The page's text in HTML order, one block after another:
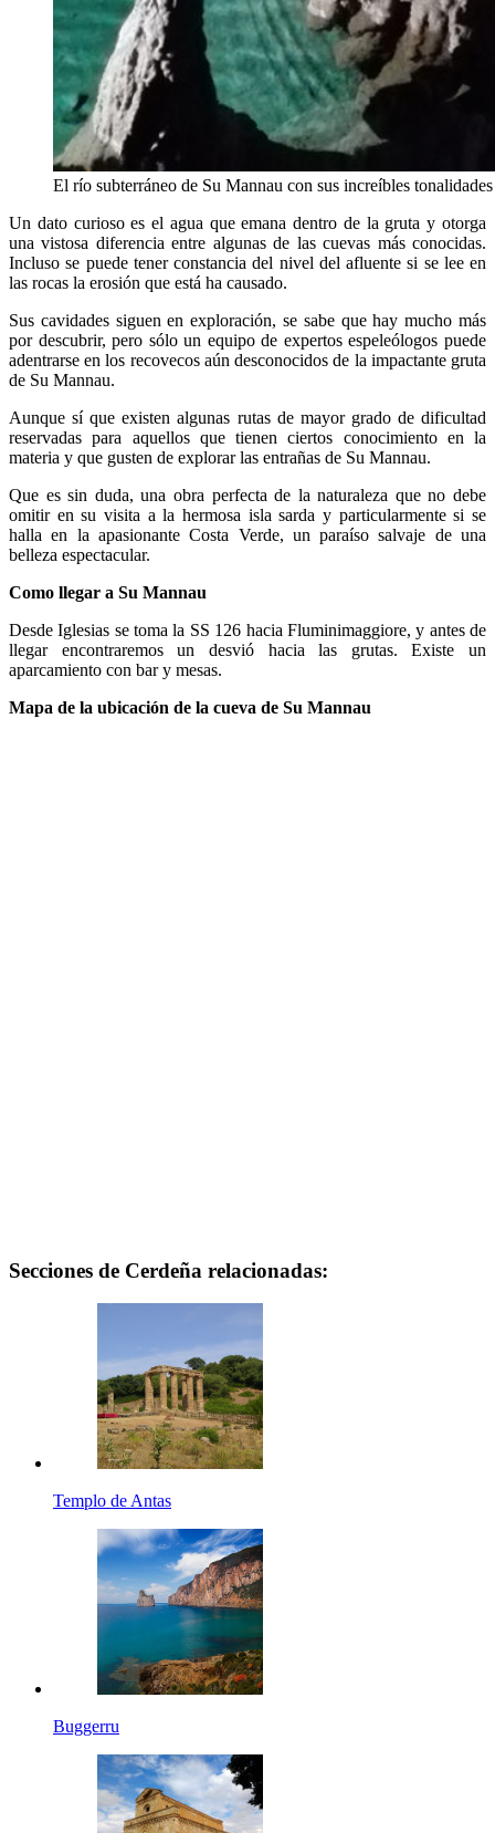
El río subterráneo de Su Mannau con sus increíbles tonalidades
Un dato curioso es el agua que emana dentro de la gruta y otorga
una vistosa diferencia entre algunas de las cuevas más conocidas.
Incluso se puede tener constancia del nivel del afluente si se lee en
las rocas la erosión que está ha causado.
Sus cavidades siguen en exploración, se sabe que hay mucho más
por descubrir, pero sólo un equipo de expertos espeleólogos puede
adentrarse en los recovecos aún desconocidos de la impactante gruta
de Su Mannau.
Aunque sí que existen algunas rutas de mayor grado de dificultad
reservadas para aquellos que tienen ciertos conocimiento en la
materia y que gusten de explorar las entrañas de Su Mannau.
Que es sin duda, una obra perfecta de la naturaleza que no debe
omitir en su visita a la hermosa isla sarda y particularmente si se
halla en la apasionante Costa Verde, un paraíso salvaje de una
belleza espectacular.
Como llegar a Su Mannau
Desde Iglesias se toma la SS 126 hacia Fluminimaggiore, y antes de
llegar encontraremos un desvió hacia las grutas. Existe un
aparcamiento con bar y mesas.
Mapa de la ubicación de la cueva de Su Mannau
Secciones de Cerdeña relacionadas:
Templo de Antas
Buggerru